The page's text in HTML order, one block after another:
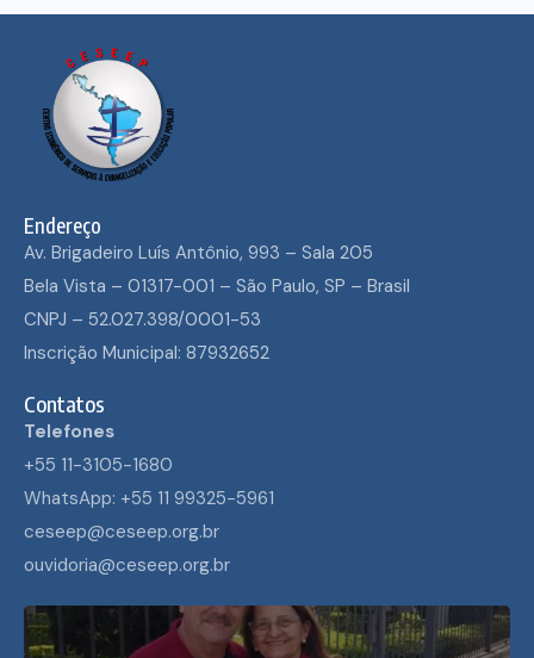
Endereço
Av. Brigadeiro Luís Antônio, 993 – Sala 205
Bela Vista – 01317-001 – São Paulo, SP – Brasil
CNPJ – 52.027.398/0001-53
Inscrição Municipal: 87932652
Contatos
Telefones
+55 11-3105-1680
WhatsApp: +55 11 99325-5961
ceseep@ceseep.org.br
ouvidoria@ceseep.org.br